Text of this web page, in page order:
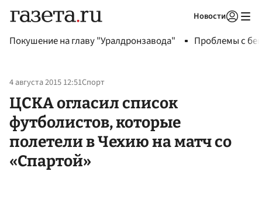
Новости
Покушение на главу "Уралдронзавода" Проблемы с
4 августа 2015 12:51Спорт
ЦСКА огласил список
футболистов, которые
полетели в Чехию на матч со
«Спартой»